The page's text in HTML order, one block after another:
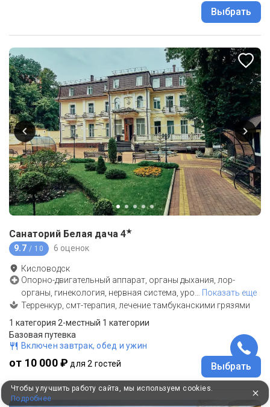
Выбрать
Санаторий Белая дача 4★
9.7 / 10 6 оценок
Кисловодск
Опорно-двигательный аппарат, органы дыхания, лор-
органы, гинекология, нервная система, уро
Показать еще
Терренкур, смт-терапия, лечение тамбуканскими грязями
1 категория 2-местный 1 категории
Базовая путевка
Включен завтрак, обед и ужин
от 10 000 ₽ для 2 гостей Выбрать
Чтобы улучшить работу сайта, мы используем cookies.
Подробнее